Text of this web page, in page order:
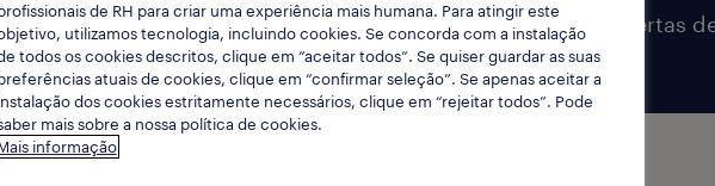
receber alertas
pesquisa
empregos encontrados
de RH para criar uma experiência mais humana. Para atingir este
utilizamos tecnologia, incluindo cookies. Se concorda com a instalação
todos os cookies descritos, clique em “aceitar todos”. Se quiser guardar as suas
atuais de cookies, clique em “confirmar seleção”. Se apenas aceitar a
dos cookies estritamente necessários, clique em “rejeitar todos”. Pode
mais sobre a nossa política de cookies.
informação